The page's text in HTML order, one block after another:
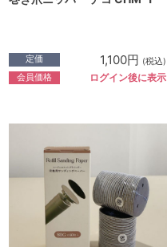
定価 1,100円 (税込)
会員価格 ログイン後に表示